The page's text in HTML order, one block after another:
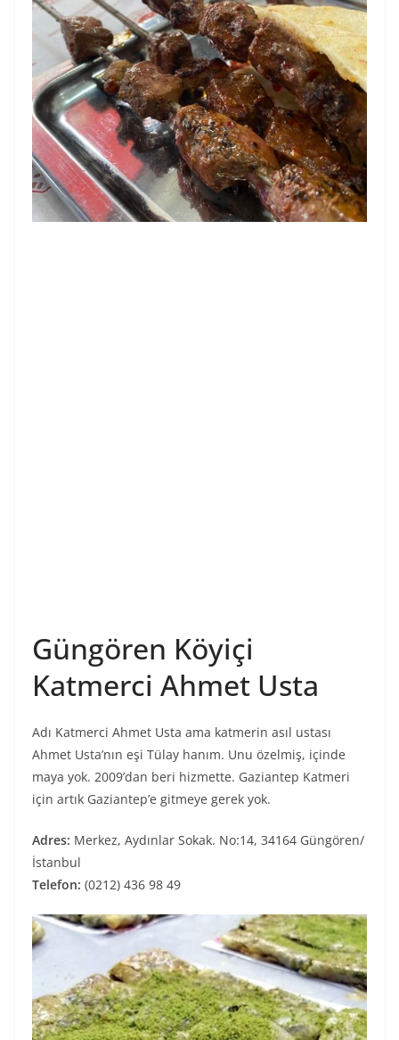
Güngören Köyiçi
Katmerci Ahmet Usta
Adı Katmerci Ahmet Usta ama katmerin asıl ustası
Ahmet Usta’nın eşi Tülay hanım. Unu özelmiş, içinde
maya yok. 2009’dan beri hizmette. Gaziantep Katmeri
için artık Gaziantep’e gitmeye gerek yok.
Adres: Merkez, Aydınlar Sokak. No:14, 34164 Güngören/
İstanbul
Telefon: (0212) 436 98 49